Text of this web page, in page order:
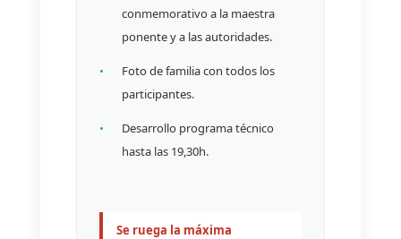
conmemorativo a la maestra
ponente y a las autoridades.
•
Foto de familia con todos los
participantes.
•
Desarrollo programa técnico
hasta las 19,30h.
Se ruega la máxima